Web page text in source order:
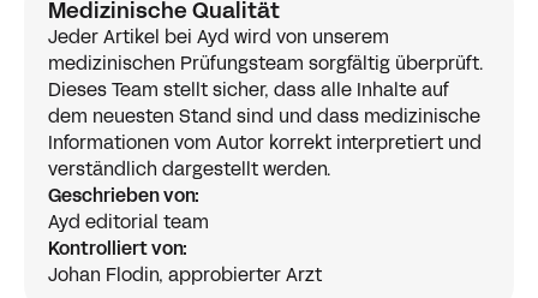
Hjärt-Lungfonden: "Kost och hälsa"
European Journal of Clinical Nutrition: "Obesity,
metabolism and weight loss"
American Journal of Physiology: "Exercise and
metabolic adaptation"
Medizinische Qualität
Jeder Artikel bei Ayd wird von unserem
medizinischen Prüfungsteam sorgfältig überprüft.
Dieses Team stellt sicher, dass alle Inhalte auf
dem neuesten Stand sind und dass medizinische
Informationen vom Autor korrekt interpretiert und
verständlich dargestellt werden.
Geschrieben von:
Ayd editorial team
Kontrolliert von:
Johan Flodin, approbierter Arzt